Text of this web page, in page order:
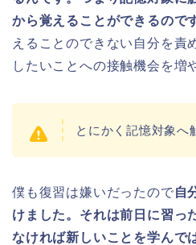
から覚えることができるので
えることのできない自分を責
したいことへの接触機会を増
とにかく記憶対象へ
僕も復習は嫌いだったので自
けました。それは前日に習っ
なければ新しいことを学んで